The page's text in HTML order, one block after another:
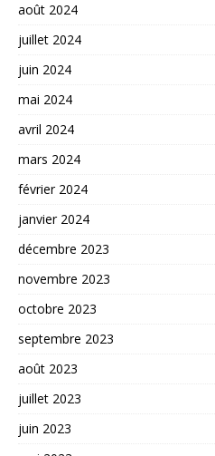
août 2024
juillet 2024
juin 2024
mai 2024
avril 2024
mars 2024
février 2024
janvier 2024
décembre 2023
novembre 2023
octobre 2023
septembre 2023
août 2023
juillet 2023
juin 2023